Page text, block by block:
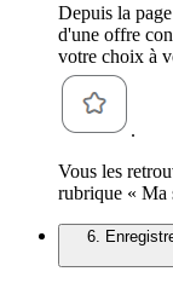
Depuis la
d'une offre
votre choix à
.
Vous les
rubrique « Ma
6.